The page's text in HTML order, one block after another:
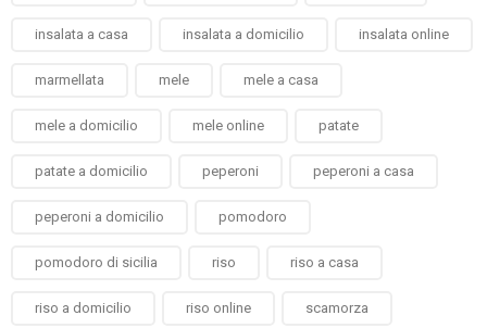
insalata a casa insalata a domicilio insalata online
marmellata mele mele a casa
mele a domicilio mele online patate
patate a domicilio peperoni peperoni a casa
peperoni a domicilio pomodoro
pomodoro di sicilia riso riso a casa
riso a domicilio riso online scamorza